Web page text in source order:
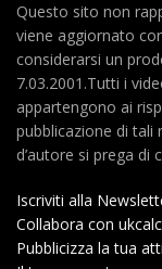
Questo sito non
viene aggiornato
considerarsi un
7.03.2001.Tutti i
appartengono ai
pubblicazione di tali
d’autore si prega
Iscriviti alla
Collabora con
Pubblicizza la tua